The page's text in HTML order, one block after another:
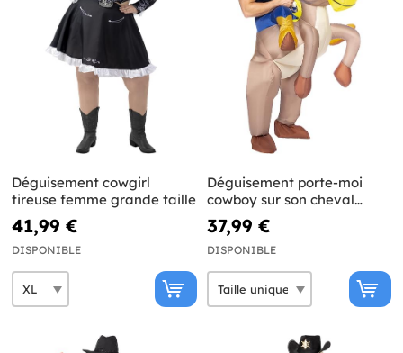
Déguisement cowgirl
tireuse femme grande taille
41,99 €
DISPONIBLE
Déguisement porte-moi
cowboy sur son cheval
gonflable adulte
37,99 €
DISPONIBLE